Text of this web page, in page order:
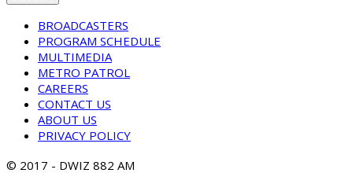
BROADCASTERS
PROGRAM SCHEDULE
MULTIMEDIA
METRO PATROL
CAREERS
CONTACT US
ABOUT US
PRIVACY POLICY
© 2017 - DWIZ 882 AM